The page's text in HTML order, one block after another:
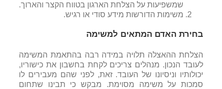
שמשפיעות על הצלחת הארגון בטווח הקצר והארוך.
משימות הדורשות מידע סודי או רגיש.
בחירת האדם המתאים למשימה
הצלחת ההאצלה תלויה במידה רבה בהתאמת המשימה
לעובד הנכון. מנהלים צריכים לקחת בחשבון את כישוריו,
יכולותיו וניסיונו של העובד. זאת, לפני שהם מעבירים לו
סמכות על משימה מסוימת. מבקש כי תבינו שתחום